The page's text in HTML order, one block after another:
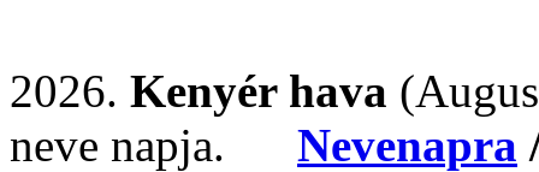
2026. Kenyér hava
neve napja. Nevenapra